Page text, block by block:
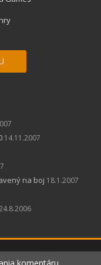
14.11.2007
na boj 18.1.2007